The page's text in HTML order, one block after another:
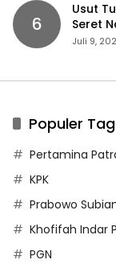
6
Usut
Seret
Juli 9,
Populer Tag
Pertamina
KPK
Prabowo
Khofifah Indar
PGN